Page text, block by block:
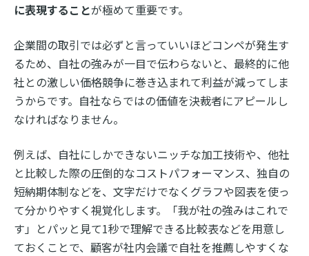
に表現することが極めて重要です。
企業間の取引では必ずと言っていいほどコンペが発生す
るため、自社の強みが一目で伝わらないと、最終的に他
社との激しい価格競争に巻き込まれて利益が減ってしま
うからです。自社ならではの価値を決裁者にアピールし
なければなりません。
例えば、自社にしかできないニッチな加工技術や、他社
と比較した際の圧倒的なコストパフォーマンス、独自の
短納期体制などを、文字だけでなくグラフや図表を使っ
て分かりやすく視覚化します。「我が社の強みはこれで
す」とパッと見て1秒で理解できる比較表などを用意し
ておくことで、顧客が社内会議で自社を推薦しやすくな